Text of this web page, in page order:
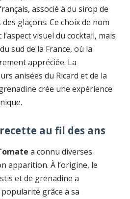
associé à du sirop de
glaçons. Ce choix de nom
visuel du cocktail, mais
sud de la France, où la
appréciée. La
anisées du Ricard et de la
crée une expérience
au fil des ans
a connu diverses
apparition. À l’origine, le
et de grenadine a
grâce à sa